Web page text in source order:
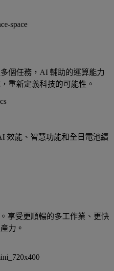
個任務，AI 輔助的運算能力
重新定義科技的可能性。
效能、智慧功能和全日電池續
享受更順暢的多工作業、更快
力。